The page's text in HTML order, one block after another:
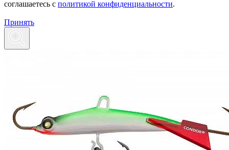
соглашаетесь c политикой конфиденциальности.
Принять